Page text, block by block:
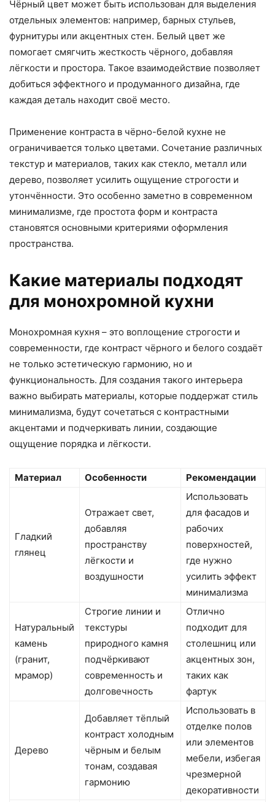
Чёрный цвет может быть использован для выделения
отдельных элементов: например, барных стульев,
фурнитуры или акцентных стен. Белый цвет же
помогает смягчить жесткость чёрного, добавляя
лёгкости и простора. Такое взаимодействие позволяет
добиться эффектного и продуманного дизайна, где
каждая деталь находит своё место.
Применение контраста в чёрно-белой кухне не
ограничивается только цветами. Сочетание различных
текстур и материалов, таких как стекло, металл или
дерево, позволяет усилить ощущение строгости и
утончённости. Это особенно заметно в современном
минимализме, где простота форм и контраста
становятся основными критериями оформления
пространства.
Какие материалы подходят
для монохромной кухни
Монохромная кухня – это воплощение строгости и
современности, где контраст чёрного и белого создаёт
не только эстетическую гармонию, но и
функциональность. Для создания такого интерьера
важно выбирать материалы, которые поддержат стиль
минимализма, будут сочетаться с контрастными
акцентами и подчеркивать линии, создающие
ощущение порядка и лёгкости.
Материал Особенности Рекомендации
Гладкий
глянец
Отражает свет,
добавляя
пространству
лёгкости и
воздушности
Использовать
для фасадов и
рабочих
поверхностей,
где нужно
усилить эффект
минимализма
Натуральный
камень
(гранит,
мрамор)
Строгие линии и
текстуры
природного камня
подчёркивают
современность и
долговечность
Отлично
подходит для
столешниц или
акцентных зон,
таких как
фартук
Дерево
Добавляет тёплый
контраст холодным
чёрным и белым
тонам, создавая
гармонию
Использовать в
отделке полов
или элементов
мебели, избегая
чрезмерной
декоративности